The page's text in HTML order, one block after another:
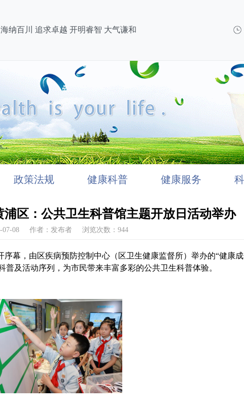
海纳百川 追求卓越 开明睿智 大气谦和
政策法规 健康科普 健康服务
浦区：公共卫生科普馆主题开放日活动举办
07-08 作者：发布者 浏览次数：944
幕，由区疾病预防控制中心（区卫生健康监督所）举办的“健康成
及活动序列，为市民带来丰富多彩的公共卫生科普体验。